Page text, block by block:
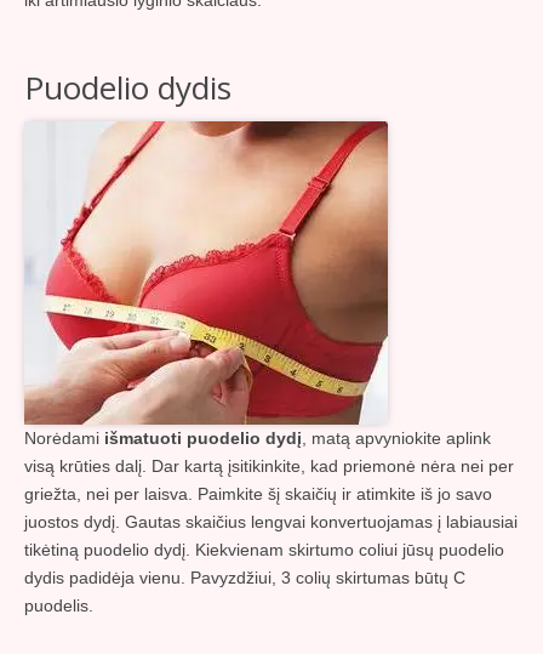
Puodelio dydis
Norėdami išmatuoti puodelio dydį , matą apvyniokite aplink
visą krūties dalį. Dar kartą įsitikinkite, kad priemonė nėra nei per
griežta, nei per laisva. Paimkite šį skaičių ir atimkite iš jo savo
juostos dydį. Gautas skaičius lengvai konvertuojamas į labiausiai
tikėtiną puodelio dydį. Kiekvienam skirtumo coliui jūsų puodelio
dydis padidėja vienu. Pavyzdžiui, 3 colių skirtumas būtų C
puodelis.